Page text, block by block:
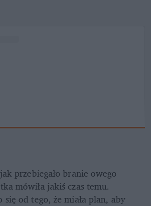
przebiegało branie owego
mówiła jakiś czas temu.
się od tego, że miała plan, aby